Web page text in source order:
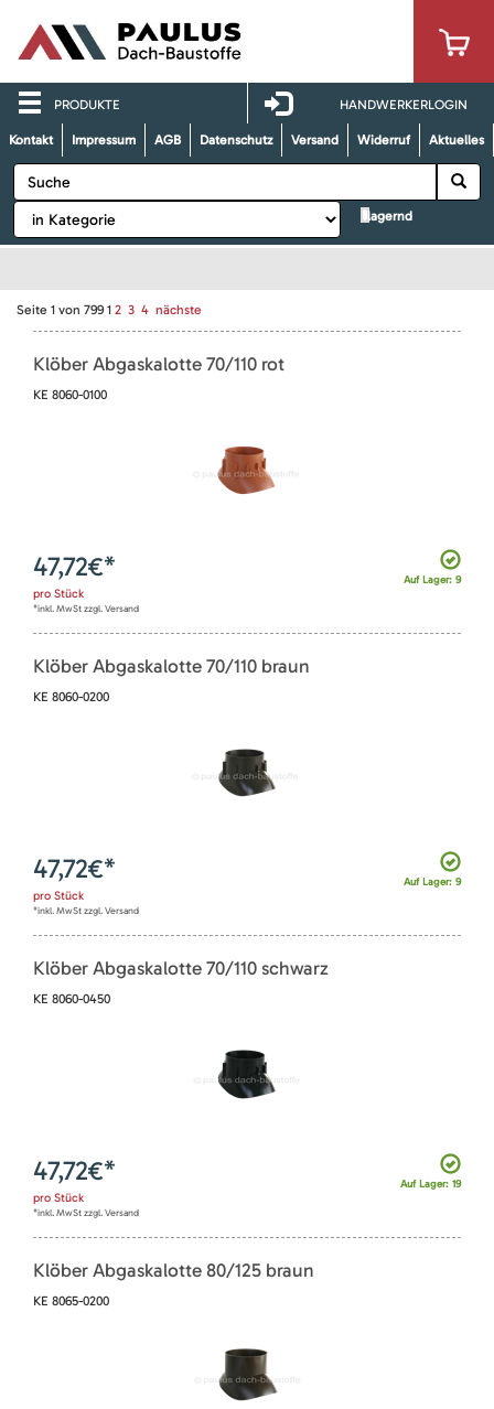
PRODUKTE HANDWERKERLOGIN
Kontakt Impressum AGB Datenschutz Versand Widerruf Aktuelles
lagernd
Seite 1 von 799 1 2 3 4 nächste
Klöber Abgaskalotte 70/110 rot
KE 8060-0100
Auf Lager: 9
47,72€*
pro Stück
*inkl. MwSt zzgl. Versand
Klöber Abgaskalotte 70/110 braun
KE 8060-0200
Auf Lager: 9
47,72€*
pro Stück
*inkl. MwSt zzgl. Versand
Klöber Abgaskalotte 70/110 schwarz
KE 8060-0450
Auf Lager: 19
47,72€*
pro Stück
*inkl. MwSt zzgl. Versand
Klöber Abgaskalotte 80/125 braun
KE 8065-0200